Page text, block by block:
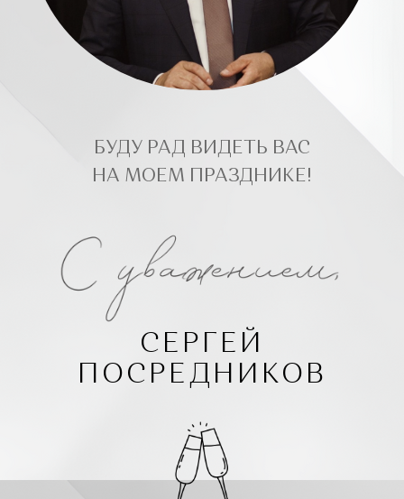
БУДУ РАД ВИДЕТЬ ВАС
НА МОЕМ ПРАЗДНИКЕ!
СЕРГЕЙ
ПОСРЕДНИКОВ